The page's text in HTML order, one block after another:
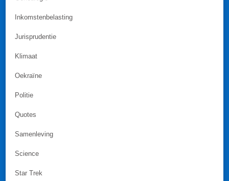
Inkomstenbelasting
Jurisprudentie
Klimaat
Oekraïne
Politie
Quotes
Samenleving
Science
Star Trek